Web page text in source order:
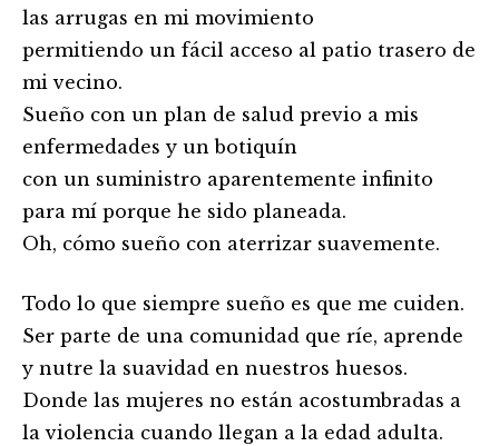
las arrugas en mi movimiento
permitiendo un fácil acceso al patio trasero de
mi vecino.
Sueño con un plan de salud previo a mis
enfermedades y un botiquín
con un suministro aparentemente infinito
para mí porque he sido planeada.
Oh, cómo sueño con aterrizar suavemente.
Todo lo que siempre sueño es que me cuiden.
Ser parte de una comunidad que ríe, aprende
y nutre la suavidad en nuestros huesos.
Donde las mujeres no están acostumbradas a
la violencia cuando llegan a la edad adulta.